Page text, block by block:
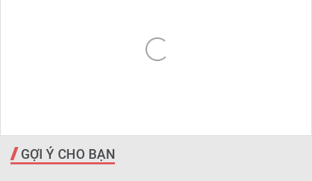
GỢI Ý CHO BẠN